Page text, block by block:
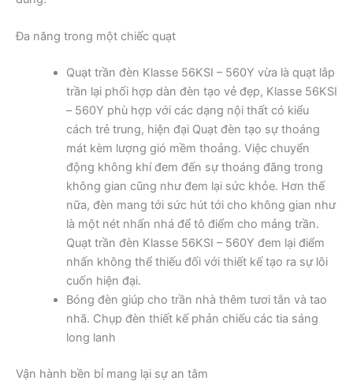
Đa năng trong một chiếc quạt
Quạt trần đèn Klasse 56KSI – 560Y vừa là quạt lắp
trần lại phối hợp dàn đèn tạo vẻ đẹp, Klasse 56KSI
– 560Y phù hợp với các dạng nội thất có kiểu
cách trẻ trung, hiện đại Quạt đèn tạo sự thoáng
mát kèm lượng gió mềm thoảng. Việc chuyển
động không khí đem đến sự thoáng đãng trong
không gian cũng như đem lại sức khỏe. Hơn thế
nữa, đèn mang tới sức hút tới cho không gian như
là một nét nhấn nhá để tô điểm cho mảng trần.
Quạt trần đèn Klasse 56KSI – 560Y đem lại điểm
nhấn không thể thiếu đối với thiết kế tạo ra sự lôi
cuốn hiện đại.
Bóng đèn giúp cho trần nhà thêm tươi tắn và tao
nhã. Chụp đèn thiết kế phản chiếu các tia sáng
long lanh
Vận hành bền bỉ mang lại sự an tâm